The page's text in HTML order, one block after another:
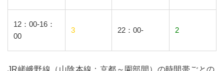
12：00-16：
00
3 22：00- 2
JR嵯峨野線（山陰本線：京都～園部間）の時間帯ごとの